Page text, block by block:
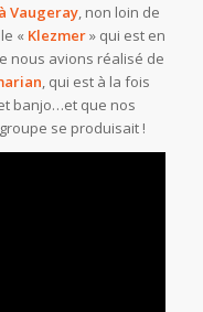
Vaugeray, non loin de
« Klezmer» qui est en
nous avions réalisé de
, qui est à la fois
banjo…et que nos
se produisait !